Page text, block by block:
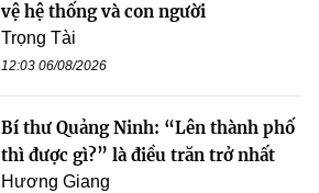
vệ hệ thống và con người
Trọng Tài
12:03 06/08/2026
Bí thư Quảng Ninh: “Lên thành phố
thì được gì?” là điều trăn trở nhất
Hương Giang